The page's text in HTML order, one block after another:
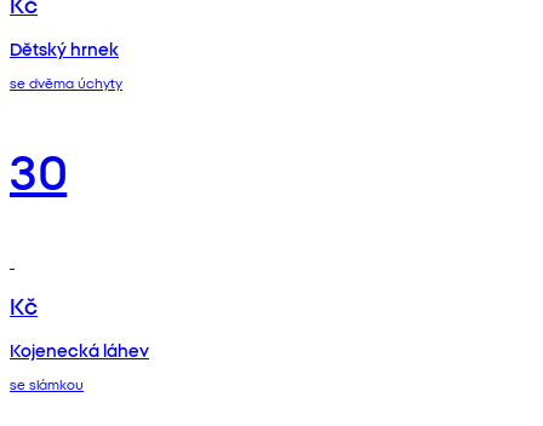
Dětský hrnek
se dvěma úchyty
30
Kč
Kojenecká láhev
se slámkou